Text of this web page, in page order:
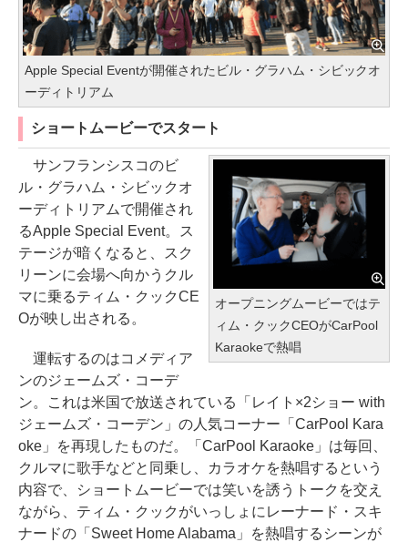
Apple Special Eventが開催されたビル・グラハム・シビックオ
ーディトリアム
ショートムービーでスタート
オープニングムービーではテ
ィム・クックCEOがCarPool
Karaokeで熱唱
サンフランシスコのビ
ル・グラハム・シビックオ
ーディトリアムで開催され
るApple Special Event。ス
テージが暗くなると、スク
リーンに会場へ向かうクル
マに乗るティム・クックCE
Oが映し出される。
運転するのはコメディア
ンのジェームズ・コーデ
ン。これは米国で放送されている「レイト×2ショー with
ジェームズ・コーデン」の人気コーナー「CarPool Kara
oke」を再現したものだ。「CarPool Karaoke」は毎回、
クルマに歌手などと同乗し、カラオケを熱唱するという
内容で、ショートムービーでは笑いを誘うトークを交え
ながら、ティム・クックがいっしょにレーナード・スキ
ナードの「Sweet Home Alabama」を熱唱するシーンが